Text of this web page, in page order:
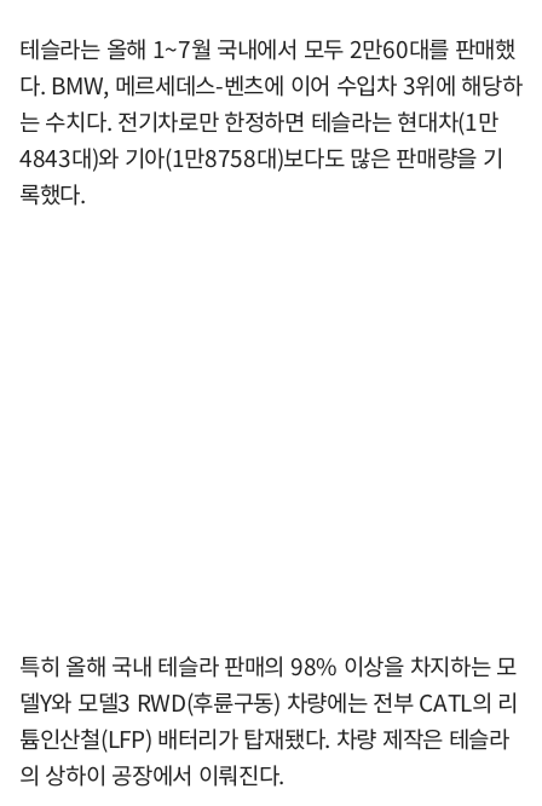
테슬라는 올해 1~7월 국내에서 모두 2만60대를 판매했
다. BMW, 메르세데스-벤츠에 이어 수입차 3위에 해당하
는 수치다. 전기차로만 한정하면 테슬라는 현대차(1만
4843대)와 기아(1만8758대)보다도 많은 판매량을 기
록했다.
특히 올해 국내 테슬라 판매의 98% 이상을 차지하는 모
델Y와 모델3 RWD(후륜구동) 차량에는 전부 CATL의 리
튬인산철(LFP) 배터리가 탑재됐다. 차량 제작은 테슬라
의 상하이 공장에서 이뤄진다.